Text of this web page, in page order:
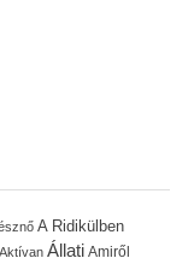
A Ridikülben
Aktívan Állati Amiről